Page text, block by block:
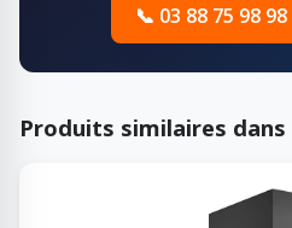
📞 03 88 75 98 98
Produits similaires